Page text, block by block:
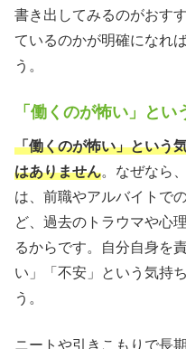
書き出してみるのがおす
ているのかが明確になれ
う。
「働くのが怖い」と
「働くのが怖い」という
はありません。なぜなら
は、前職やアルバイトで
ど、過去のトラウマや心
るからです。自分自身を
い」「不安」という気持
う。
ニートや引きこもりで長